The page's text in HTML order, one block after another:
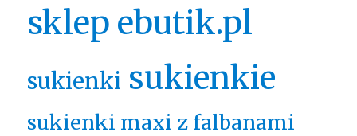
sklep ebutik.pl
sukienki sukienkie
sukienki maxi z falbanami